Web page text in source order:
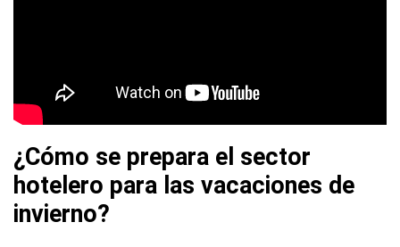
¿Cómo se prepara el sector
hotelero para las vacaciones de
invierno?